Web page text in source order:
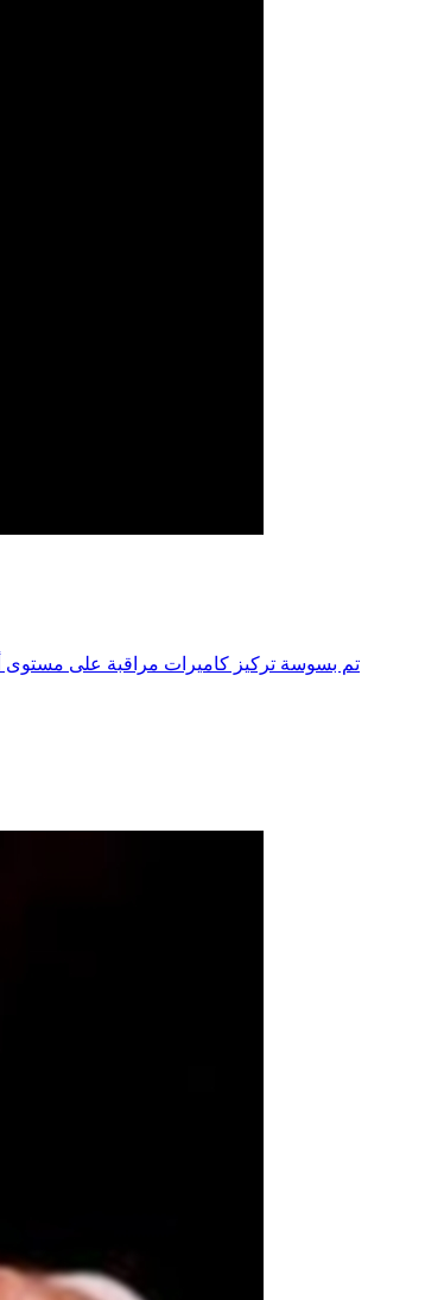
تم بسوسة تركيز كاميرات مراقبة على مستوى